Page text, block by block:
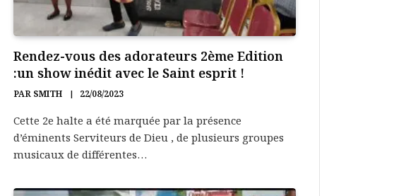
Rendez-vous des adorateurs 2ème Edition
:un show inédit avec le Saint esprit !
PAR SMITH 22/08/2023
Cette 2e halte a été marquée par la présence
d’éminents Serviteurs de Dieu , de plusieurs groupes
musicaux de différentes…